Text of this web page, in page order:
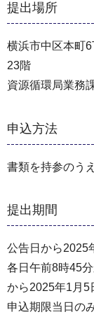
提出場所
横浜市中区本町
23階
資源循環局業務
申込方法
書類を持参のう
提出期間
公告日から2025
各日午前8時45
から2025年1⽉5
申込期限当日の